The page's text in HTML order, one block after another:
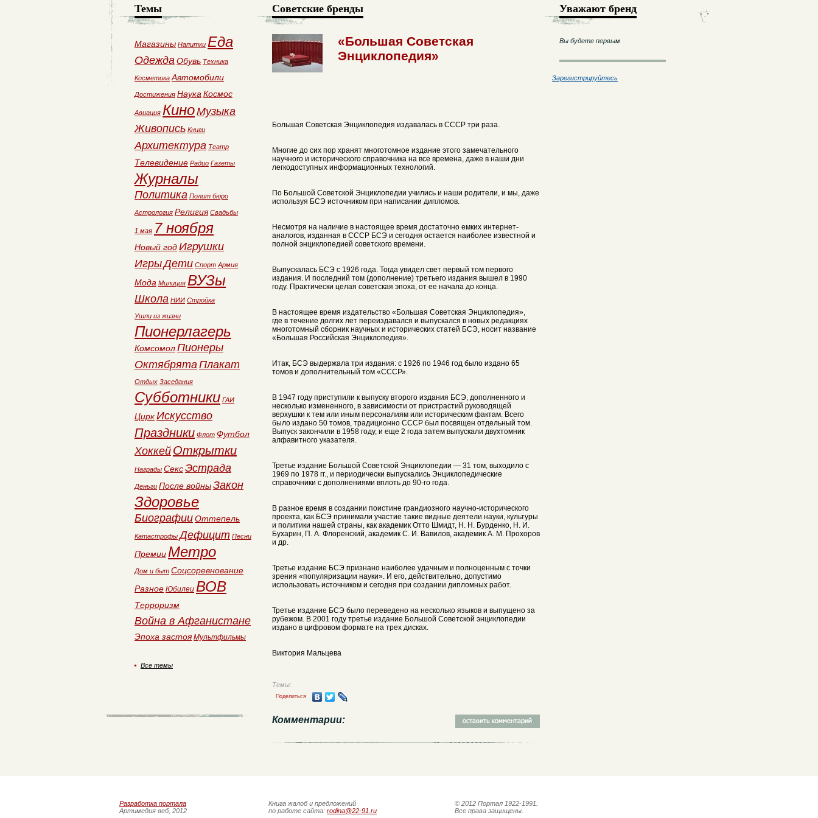
Советские бренды
«Большая Советская
Энциклопедия»
Большая Советская Энциклопедия издавалась в СССР три раза.
Многие до сих пор хранят многотомное издание этого замечательного
научного и исторического справочника на все времена, даже в наши дни
легкодоступных информационных технологий.
По Большой Советской Энциклопедии учились и наши родители, и мы, даже
используя БСЭ источником при написании дипломов.
Несмотря на наличие в настоящее время достаточно емких интернет-
аналогов, изданная в СССР БСЭ и сегодня остается наиболее известной и
полной энциклопедией советского времени.
Выпускалась БСЭ с 1926 года. Тогда увидел свет первый том первого
издания. И последний том (дополнение) третьего издания вышел в 1990
году. Практически целая советская эпоха, от ее начала до конца.
В настоящее время издательство «Большая Советская Энциклопедия»,
где в течение долгих лет переиздавался и выпускался в новых редакциях
многотомный сборник научных и исторических статей БСЭ, носит название
«Большая Российская Энциклопедия».
Итак, БСЭ выдержала три издания: с 1926 по 1946 год было издано 65
томов и дополнительный том «СССР».
В 1947 году приступили к выпуску второго издания БСЭ, дополненного и
несколько измененного, в зависимости от пристрастий руководящей
верхушки к тем или иным персоналиям или историческим фактам. Всего
было издано 50 томов, традиционно СССР был посвящен отдельный том.
Выпуск закончили в 1958 году, и еще 2 года затем выпускали двухтомник
алфавитного указателя.
Третье издание Большой Советской Энциклопедии — 31 том, выходило с
1969 по 1978 гг., и периодически выпускались Энциклопедические
справочники с дополнениями вплоть до 90-го года.
В разное время в создании поистине грандиозного научно-исторического
проекта, как БСЭ принимали участие такие видные деятели науки, культуры
и политики нашей страны, как академик Отто Шмидт, Н. Н. Бурденко, Н. И.
Бухарин, П. А. Флоренский, академик С. И. Вавилов, академик А. М. Прохоров
и др.
Третье издание БСЭ признано наиболее удачным и полноценным с точки
зрения «популяризации науки». И его, действительно, допустимо
использовать источником и сегодня при создании дипломных работ.
Третье издание БСЭ было переведено на несколько языков и выпущено за
рубежом. В 2001 году третье издание Большой Советской энциклопедии
издано в цифровом формате на трех дисках.
Виктория Мальцева
Темы:
Поделиться
Комментарии:
Уважают бренд
Вы будете первым
Зарегистрируйтесь
Темы
Магазины Напитки Еда
ОдеждаОбувь Техника
Косметика Автомобили
Достижения Наука Космос
Авиация КиноМузыка
Живопись Книги
Архитектура Театр
Телевидение Радио Газеты
Журналы
Политика Полит бюро
Астрология Религия Свадьбы
1 мая 7 ноября
Новый годИгрушки
ИгрыДети Спорт Армия
Мода Милиция ВУЗы
Школа НИИ Стройка
Ушли из жизни
Пионерлагерь
КомсомолПионеры
ОктябрятаПлакат
Отдых Заседания
Субботники ГАИ
ЦиркИскусство
Праздники Флот Футбол
Хоккей Открытки
Награды СексЭстрада
Деньги После войныЗакон
Здоровье
БиографииОттепель
Катастрофы Дефицит Песни
Премии Метро
Дом и быт Соцсоревнование
Разное Юбилеи ВОВ
Терроризм
Война в Афганистане
Эпоха застоя Мультфильмы
Все темы
Разработка портала
Артимедия веб, 2012
Книга жалоб и предложений
по работе сайта: rodina@22-91.ru
© 2012 Портал 1922-1991.
Все права защищены.